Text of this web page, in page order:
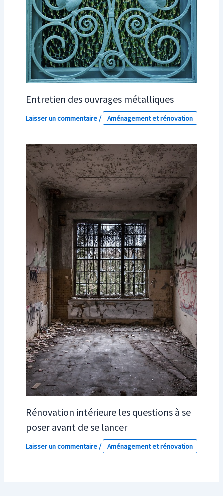
Entretien des ouvrages métalliques
Laisser un commentaire/ Aménagement et rénovation
Rénovation intérieure les questions à se
poser avant de se lancer
Laisser un commentaire/ Aménagement et rénovation